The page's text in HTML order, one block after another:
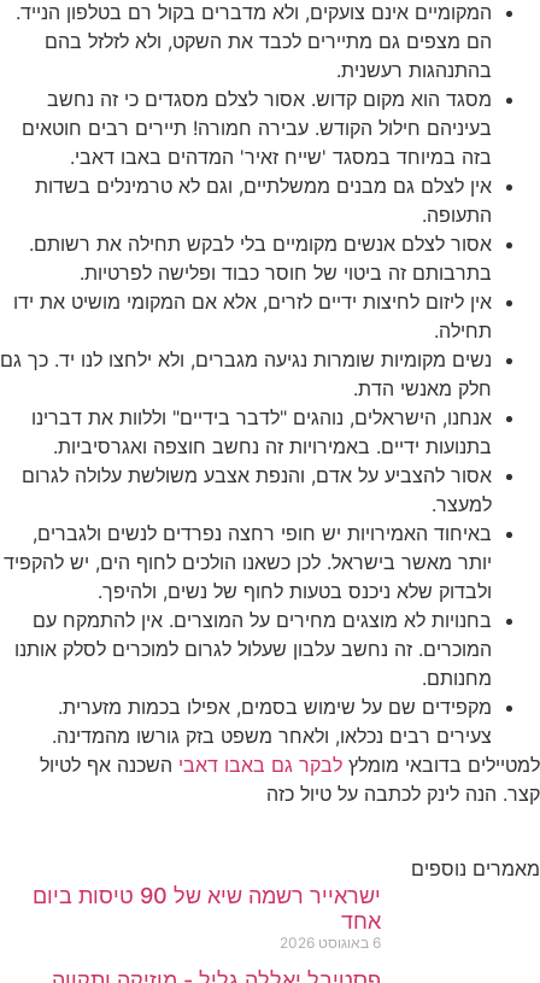
המקומיים אינם צועקים, ולא מדברים בקול רם בטלפון הנייד.
הם מצפים גם מתיירים לכבד את השקט, ולא לזלזל בהם
בהתנהגות רעשנית.
מסגד הוא מקום קדוש. אסור לצלם מסגדים כי זה נחשב
בעיניהם חילול הקודש. עבירה חמורה! תיירים רבים חוטאים
בזה במיוחד במסגד 'שייח זאיר' המדהים באבו דאבי.
אין לצלם גם מבנים ממשלתיים, וגם לא טרמינלים בשדות
התעופה.
אסור לצלם אנשים מקומיים בלי לבקש תחילה את רשותם.
בתרבותם זה ביטוי של חוסר כבוד ופלישה לפרטיות.
אין ליזום לחיצות ידיים לזרים, אלא אם המקומי מושיט את ידו
תחילה.
נשים מקומיות שומרות נגיעה מגברים, ולא ילחצו לנו יד. כך גם
חלק מאנשי הדת.
אנחנו, הישראלים, נוהגים "לדבר בידיים" וללוות את דברינו
בתנועות ידיים. באמירויות זה נחשב חוצפה ואגרסיביות.
אסור להצביע על אדם, והנפת אצבע משולשת עלולה לגרום
למעצר.
באיחוד האמירויות יש חופי רחצה נפרדים לנשים ולגברים,
יותר מאשר בישראל. לכן כשאנו הולכים לחוף הים, יש להקפיד
ולבדוק שלא ניכנס בטעות לחוף של נשים, ולהיפך.
בחנויות לא מוצגים מחירים על המוצרים. אין להתמקח עם
המוכרים. זה נחשב עלבון שעלול לגרום למוכרים לסלק אותנו
מחנותם.
מקפידים שם על שימוש בסמים, אפילו בכמות מזערית.
צעירים רבים נכלאו, ולאחר משפט בזק גורשו מהמדינה.
למטיילים בדובאי מומלץ לבקר גם באבו דאבי השכנה אף לטיול
קצר. הנה לינק לכתבה על טיול כזה
מאמרים נוספים
ישראייר רשמה שיא של 90 טיסות ביום
אחד
6 באוגוסט 2026